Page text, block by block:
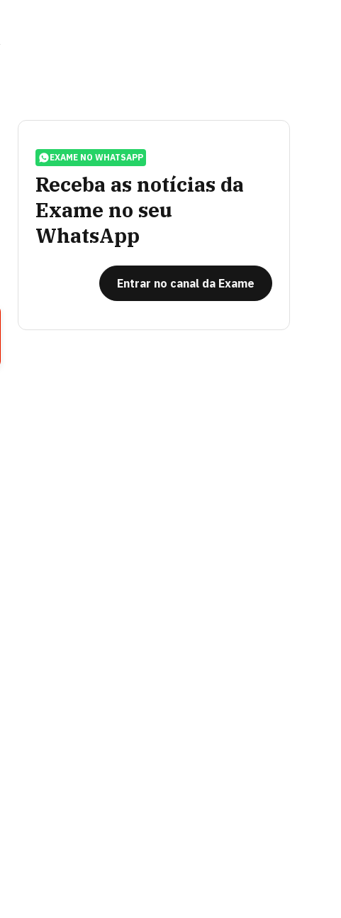
EXAME NO WHATSAPP
Receba as notícias da
Exame no seu
WhatsApp
Entrar no canal da Exame